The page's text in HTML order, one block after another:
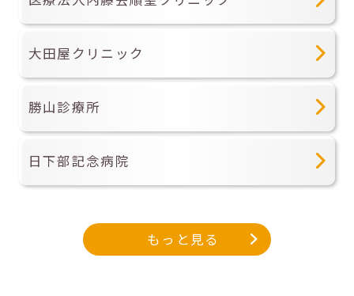
大田屋クリニック
勝山診療所
日下部記念病院
もっと見る